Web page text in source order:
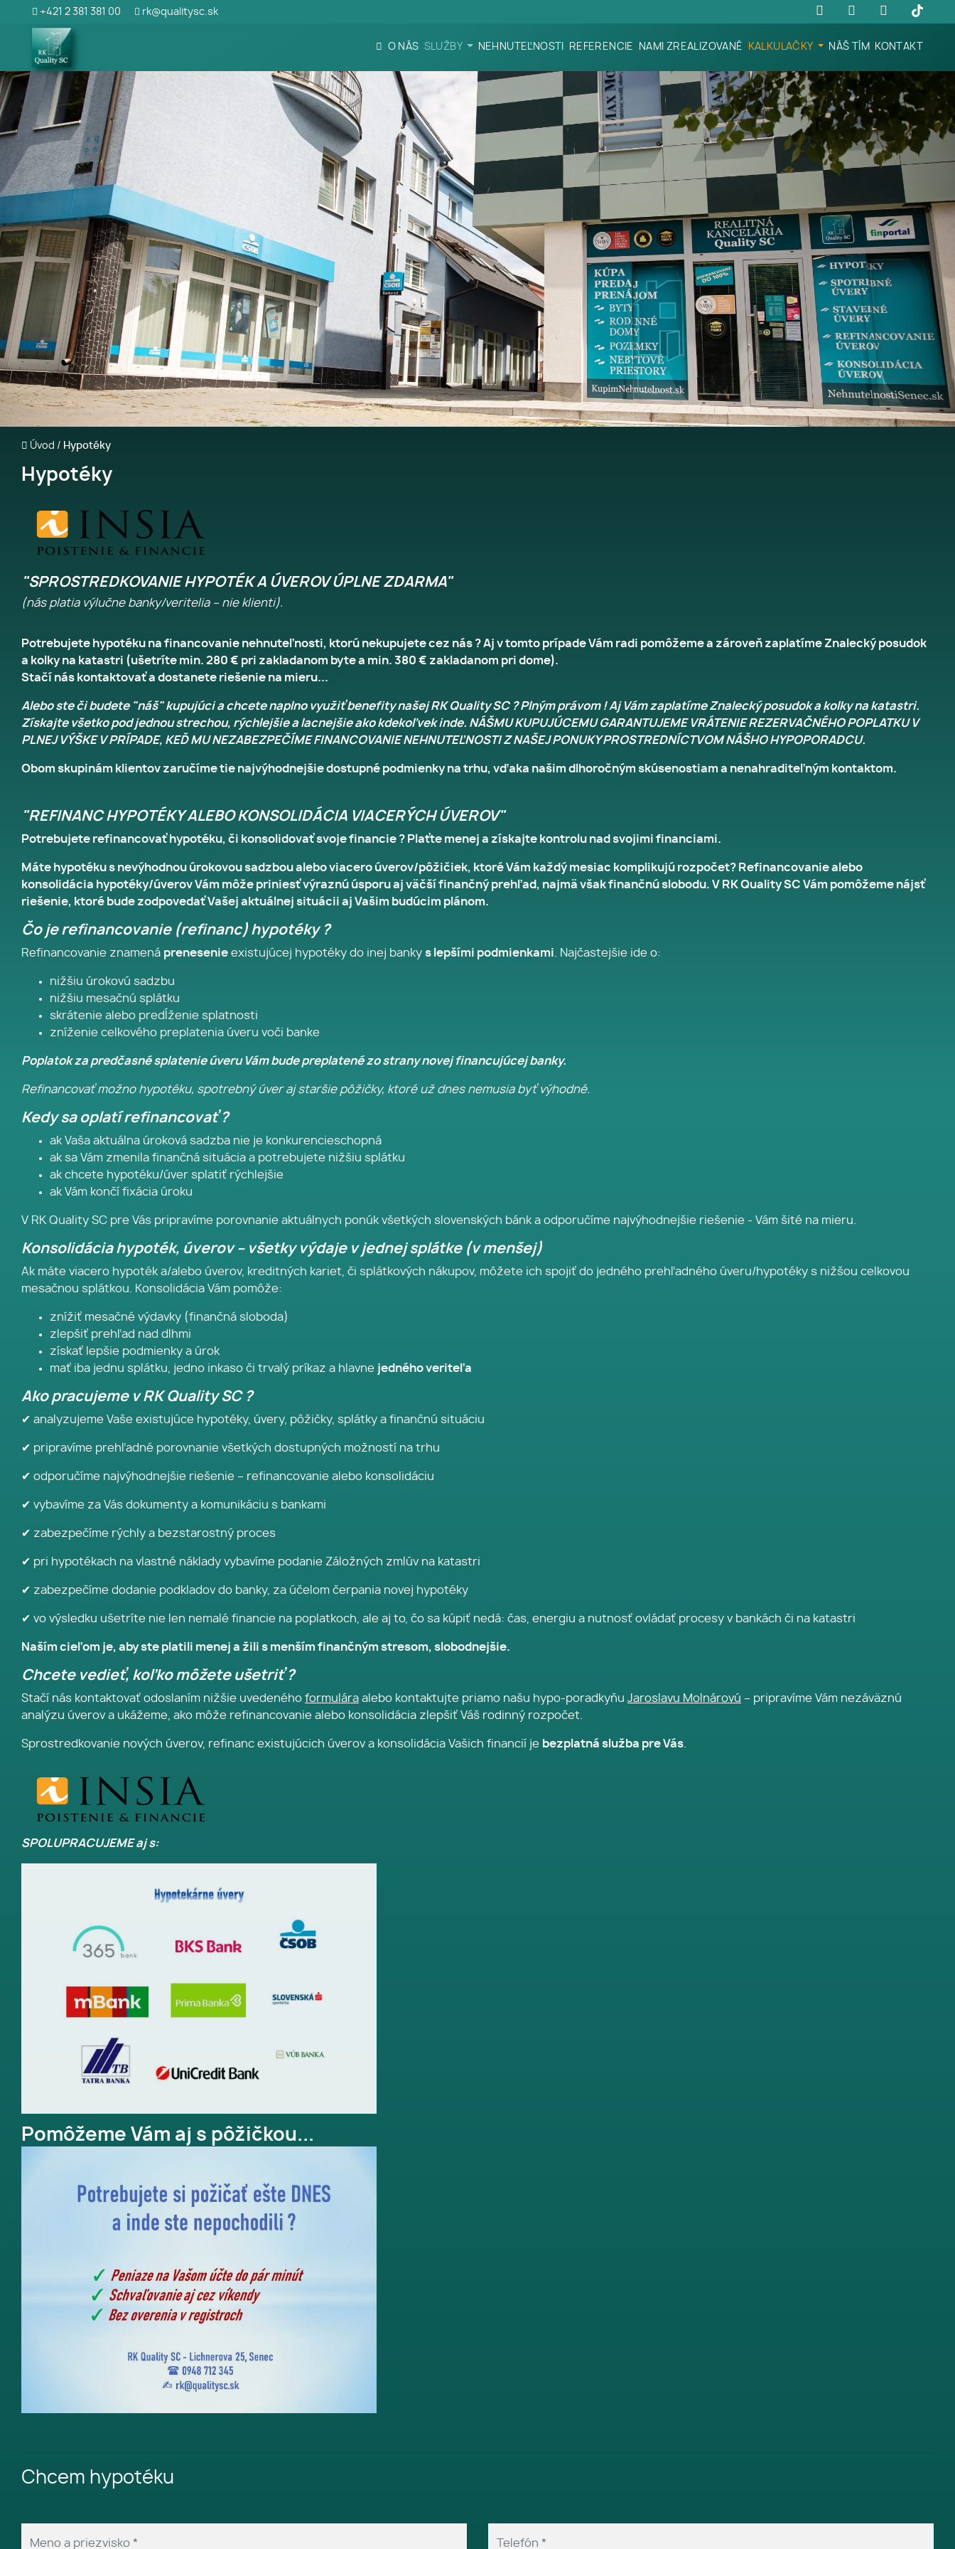
+421 2 381 381 00 rk@qualitysc.sk
O NÁS SLUŽBY NEHNUTEĽNOSTI REFERENCIE NAMI ZREALIZOVANÉ KALKULAČKY NÁŠ TÍM KONTAKT
Úvod / Hypotéky
Hypotéky
"SPROSTREDKOVANIE HYPOTÉK A ÚVEROV ÚPLNE ZDARMA"
(nás platia výlučne banky/veritelia – nie klienti).
Potrebujete hypotéku na financovanie nehnuteľnosti, ktorú nekupujete cez nás ? Aj v tomto prípade Vám radi pomôžeme a zároveň zaplatíme Znalecký posudok
a kolky na katastri (ušetríte min. 280 € pri zakladanom byte a min. 380 € zakladanom pri dome).
Stačí nás kontaktovať a dostanete riešenie na mieru...
Alebo ste či budete "náš" kupujúci a chcete naplno využiť benefity našej RK Quality SC ? Plným právom ! Aj Vám zaplatíme Znalecký posudok a kolky na katastri.
Získajte všetko pod jednou strechou, rýchlejšie a lacnejšie ako kdekoľvek inde. NÁŠMU KUPUJÚCEMU GARANTUJEME VRÁTENIE REZERVAČNÉHO POPLATKU V
PLNEJ VÝŠKE V PRÍPADE, KEĎ MU NEZABEZPEČÍME FINANCOVANIE NEHNUTEĽNOSTI Z NAŠEJ PONUKY PROSTREDNÍCTVOM NÁŠHO HYPOPORADCU.
Obom skupinám klientov zaručíme tie najvýhodnejšie dostupné podmienky na trhu, vďaka našim dlhoročným skúsenostiam a nenahraditeľným kontaktom.
"REFINANC HYPOTÉKY ALEBO KONSOLIDÁCIA VIACERÝCH ÚVEROV"
Potrebujete refinancovať hypotéku, či konsolidovať svoje financie ? Plaťte menej a získajte kontrolu nad svojimi financiami.
Máte hypotéku s nevýhodnou úrokovou sadzbou alebo viacero úverov/pôžičiek, ktoré Vám každý mesiac komplikujú rozpočet? Refinancovanie alebo
konsolidácia hypotéky/úverov Vám môže priniesť výraznú úsporu aj väčší finančný prehľad, najmä však finančnú slobodu. V RK Quality SC Vám pomôžeme nájsť
riešenie, ktoré bude zodpovedať Vašej aktuálnej situácii aj Vašim budúcim plánom.
Čo je refinancovanie (refinanc) hypotéky ?
Refinancovanie znamená prenesenie existujúcej hypotéky do inej banky s lepšími podmienkami . Najčastejšie ide o:
nižšiu úrokovú sadzbu
nižšiu mesačnú splátku
skrátenie alebo predĺženie splatnosti
zníženie celkového preplatenia úveru voči banke
Poplatok za predčasné splatenie úveru Vám bude preplatené zo strany novej financujúcej banky.
Refinancovať možno hypotéku, spotrebný úver aj staršie pôžičky, ktoré už dnes nemusia byť výhodné.
Kedy sa oplatí refinancovať ?
ak Vaša aktuálna úroková sadzba nie je konkurencieschopná
ak sa Vám zmenila finančná situácia a potrebujete nižšiu splátku
ak chcete hypotéku/úver splatiť rýchlejšie
ak Vám končí fixácia úroku
V RK Quality SC pre Vás pripravíme porovnanie aktuálnych ponúk všetkých slovenských bánk a odporučíme najvýhodnejšie riešenie - Vám šité na mieru.
Konsolidácia hypoték, úverov – všetky výdaje v jednej splátke (v menšej)
Ak máte viacero hypoték a/alebo úverov, kreditných kariet, či splátkových nákupov, môžete ich spojiť do jedného prehľadného úveru/hypotéky s nižšou celkovou
mesačnou splátkou. Konsolidácia Vám pomôže:
znížiť mesačné výdavky (finančná sloboda)
zlepšiť prehľad nad dlhmi
získať lepšie podmienky a úrok
mať iba jednu splátku, jedno inkaso či trvalý príkaz a hlavne jedného veriteľa
Ako pracujeme v RK Quality SC ?
✔ analyzujeme Vaše existujúce hypotéky, úvery, pôžičky, splátky a finančnú situáciu
✔ pripravíme prehľadné porovnanie všetkých dostupných možností na trhu
✔ odporučíme najvýhodnejšie riešenie – refinancovanie alebo konsolidáciu
✔ vybavíme za Vás dokumenty a komunikáciu s bankami
✔ zabezpečíme rýchly a bezstarostný proces
✔ pri hypotékach na vlastné náklady vybavíme podanie Záložných zmlúv na katastri
✔ zabezpečíme dodanie podkladov do banky, za účelom čerpania novej hypotéky
✔ vo výsledku ušetríte nie len nemalé financie na poplatkoch, ale aj to, čo sa kúpiť nedá: čas, energiu a nutnosť ovládať procesy v bankách či na katastri
Naším cieľom je, aby ste platili menej a žili s menším finančným stresom, slobodnejšie.
Chcete vedieť, koľko môžete ušetriť ?
Stačí nás kontaktovať odoslaním nižšie uvedeného formulára alebo kontaktujte priamo našu hypo-poradkyňu Jaroslavu Molnárovú – pripravíme Vám nezáväznú
analýzu úverov a ukážeme, ako môže refinancovanie alebo konsolidácia zlepšiť Váš rodinný rozpočet.
Sprostredkovanie nových úverov, refinanc existujúcich úverov a konsolidácia Vašich financií je bezplatná služba pre Vás
SPOLUPRACUJEME aj s:
Pomôžeme Vám aj s pôžičkou...
Chcem hypotéku